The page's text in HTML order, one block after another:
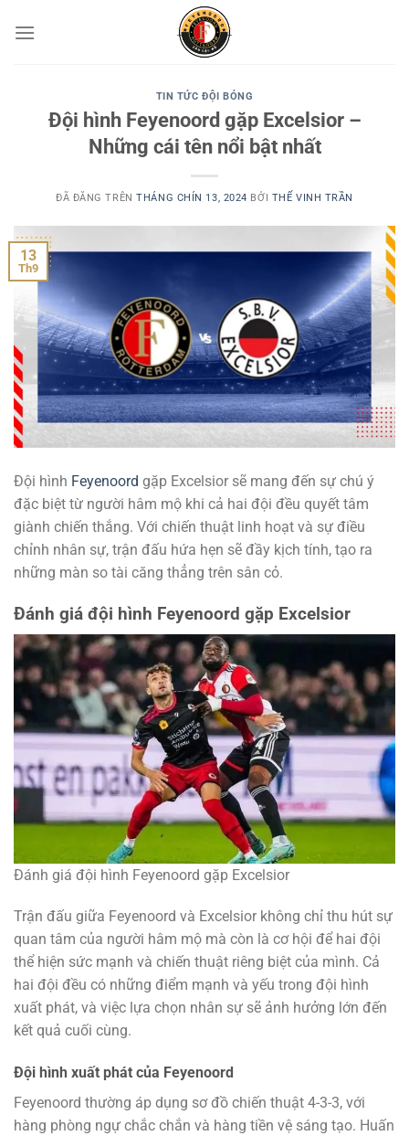
đến
TIN TỨC ĐỘI BÓNG
Đội hình Feyenoord gặp Excelsior –
Những cái tên nổi bật nhất
ĐÃ ĐĂNG TRÊNTHÁNG CHÍN 13, 2024 BỞI THẾ VINH TRẦN
13
Th9
Đội hình Feyenoord gặp Excelsior sẽ mang đến sự chú ý
đặc biệt từ người hâm mộ khi cả hai đội đều quyết tâm
giành chiến thắng. Với chiến thuật linh hoạt và sự điều
chỉnh nhân sự, trận đấu hứa hẹn sẽ đầy kịch tính, tạo ra
những màn so tài căng thẳng trên sân cỏ.
Đánh giá đội hình Feyenoord gặp Excelsior
Đánh giá đội hình Feyenoord gặp Excelsior
Trận đấu giữa Feyenoord và Excelsior không chỉ thu hút sự
quan tâm của người hâm mộ mà còn là cơ hội để hai đội
thể hiện sức mạnh và chiến thuật riêng biệt của mình. Cả
hai đội đều có những điểm mạnh và yếu trong đội hình
xuất phát, và việc lựa chọn nhân sự sẽ ảnh hưởng lớn đến
kết quả cuối cùng.
Đội hình xuất phát của Feyenoord
Feyenoord thường áp dụng sơ đồ chiến thuật 4-3-3, với
hàng phòng ngự chắc chắn và hàng tiền vệ sáng tạo. Huấn